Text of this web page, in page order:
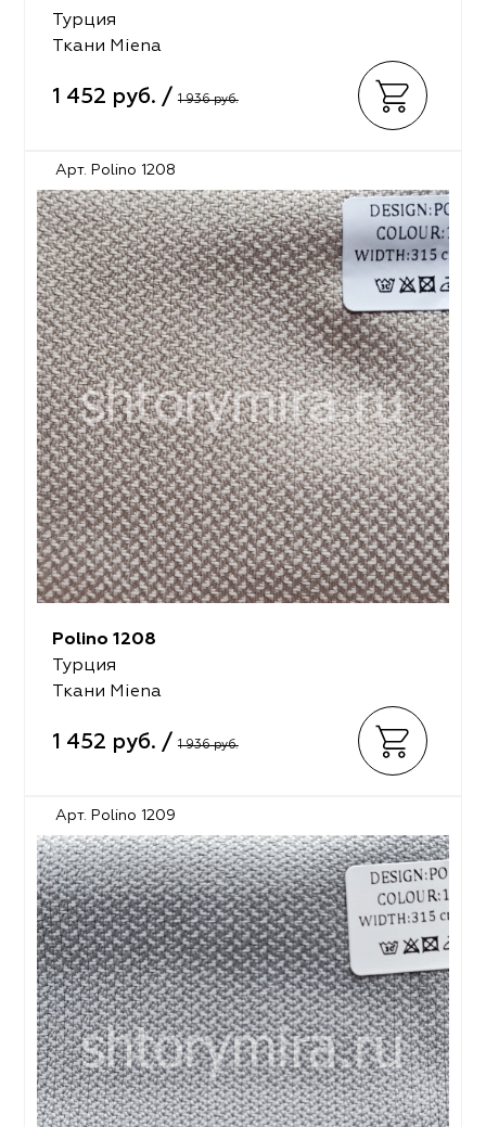
Турция
Ткани Miena
1 452 руб. / 1 936 руб.
Арт. Polino 1208
Polino 1208
Турция
Ткани Miena
1 452 руб. / 1 936 руб.
Арт. Polino 1209